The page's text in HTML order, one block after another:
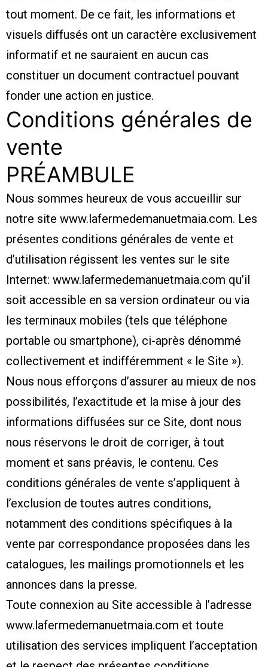
tout moment. De ce fait, les informations et
visuels diffusés ont un caractère exclusivement
informatif et ne sauraient en aucun cas
constituer un document contractuel pouvant
fonder une action en justice.
Conditions générales de
vente
PRÉAMBULE
Nous sommes heureux de vous accueillir sur
notre site www.lafermedemanuetmaia.com. Les
présentes conditions générales de vente et
d’utilisation régissent les ventes sur le site
Internet: www.lafermedemanuetmaia.com qu’il
soit accessible en sa version ordinateur ou via
les terminaux mobiles (tels que téléphone
portable ou smartphone), ci-après dénommé
collectivement et indifféremment « le Site »).
Nous nous efforçons d’assurer au mieux de nos
possibilités, l’exactitude et la mise à jour des
informations diffusées sur ce Site, dont nous
nous réservons le droit de corriger, à tout
moment et sans préavis, le contenu. Ces
conditions générales de vente s’appliquent à
l’exclusion de toutes autres conditions,
notamment des conditions spécifiques à la
vente par correspondance proposées dans les
catalogues, les mailings promotionnels et les
annonces dans la presse.
Toute connexion au Site accessible à l’adresse
www.lafermedemanuetmaia.com et toute
utilisation des services impliquent l’acceptation